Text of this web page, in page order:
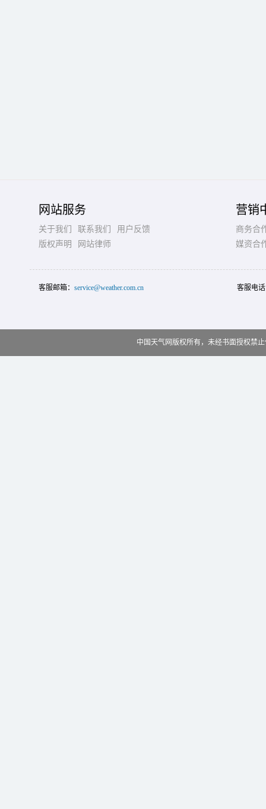
网站服务
关于我们 联系我们
用户反馈
版权声明
网站律师
营销
商务合
媒资合
客服邮箱： service@weather.com.cn 客服电
中国天气网版权所有，未经书面授权